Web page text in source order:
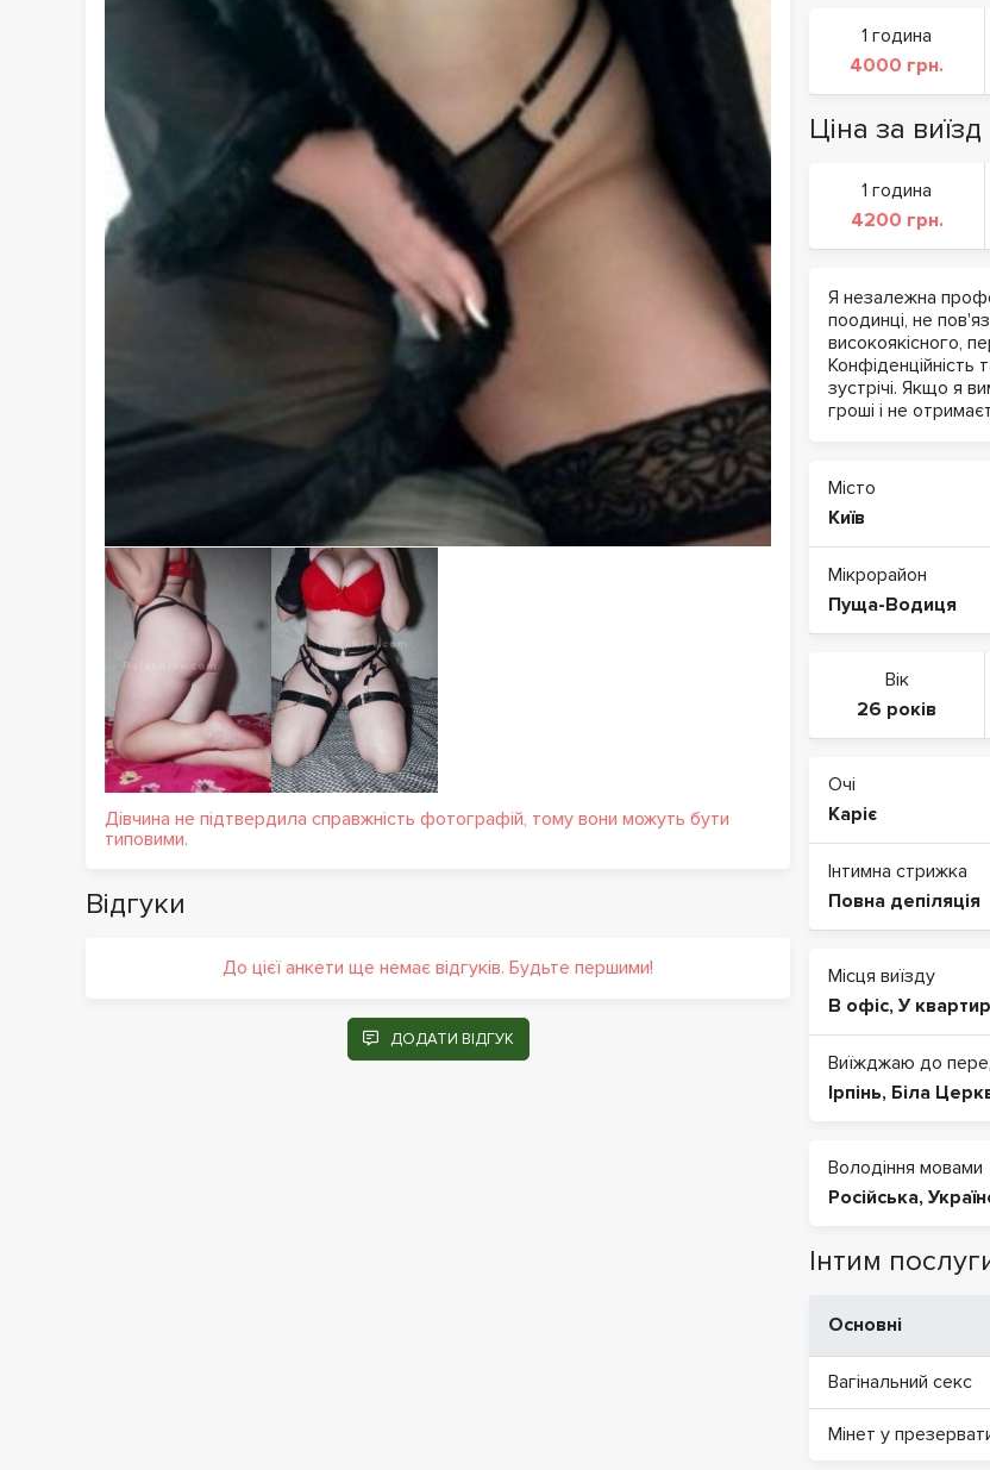
Дівчина не підтвердила справжність фотографій, тому вони можуть бути
типовими.
1 година
4000 грн.
Ціна за виїзд
1 година
4200 грн.
Я незалежна
поодинці, не
високоякісного,
Конфіденційність
зустрічі. Якщо я
гроші і не
Місто
Київ
Мікрорайон
Пуща-Водиця
Вік
26 років
Очі
Каріє
Інтимна стрижка
Повна депіляція
Місця виїзду
В офіс, У
Виїжджаю до
Ірпінь, Біла
Володіння мовами
Російська,
Інтим
Основні
Вагінальний секс
Мінет у
Відгуки
До цієї анкети ще немає відгуків. Будьте першими!
ДОДАТИ ВІДГУК